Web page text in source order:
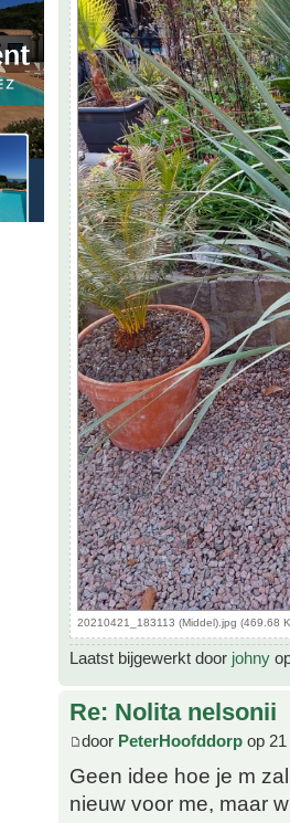
20210421_183113 (Middel).jpg (469.68
Laatst bijgewerkt door johny
Re: Nolita nelsonii
door PeterHoofddorp op
Geen idee hoe je m
nieuw voor me, maar